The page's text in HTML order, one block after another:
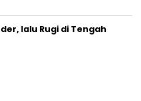
lalu Rugi di Tengah